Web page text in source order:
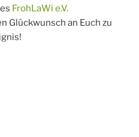
FrohLaWi e.V.
Glückwunsch an Euch zu